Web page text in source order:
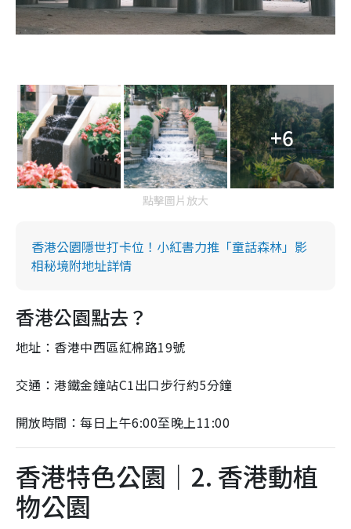
+6
點擊圖片放大
香港公園隱世打卡位！小紅書力推「童話森林」影
相秘境附地址詳情
香港公園點去？
地址：香港中西區紅棉路19號
交通：港鐵金鐘站C1出口步行約5分鐘
開放時間：每日上午6:00至晚上11:00
香港特色公園｜2. 香港動植
物公園